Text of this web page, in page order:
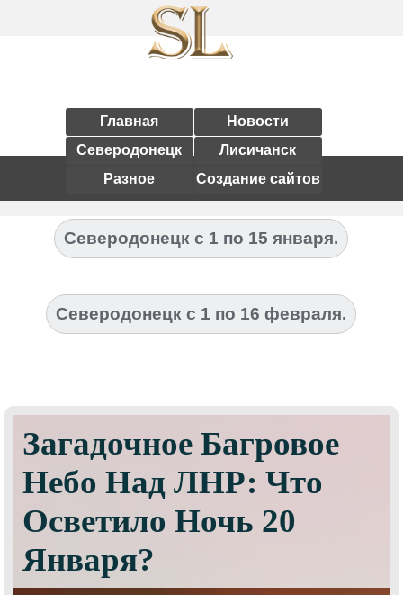
Главная
Новости
Северодонецк
Лисичанск
Разное
Создание сайтов
Северодонецк с 1 по 15 января.
Северодонецк с 1 по 16 февраля.
Загадочное Багровое
Небо Над ЛНР: Что
Осветило Ночь 20
Января?